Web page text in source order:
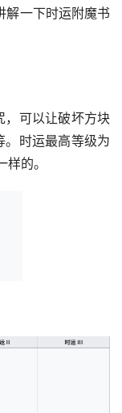
解一下时运附魔书
，可以让破坏方块
。时运最高等级为
的。